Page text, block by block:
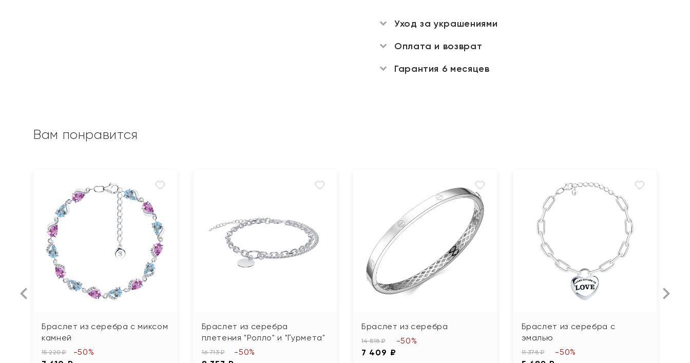
Уход за украшениями
Оплата и возврат
Гарантия 6 месяцев
Вам понравится
Браслет из серебра с миксом
камней
15 220 ₽ -50%
Браслет из серебра
плетения "Ролло" и "Гурмета"
16 713 ₽ -50%
Браслет из серебра
14 818 ₽
7 409 ₽
-50%
Браслет из серебра с
эмалью
11 378 ₽ -50%